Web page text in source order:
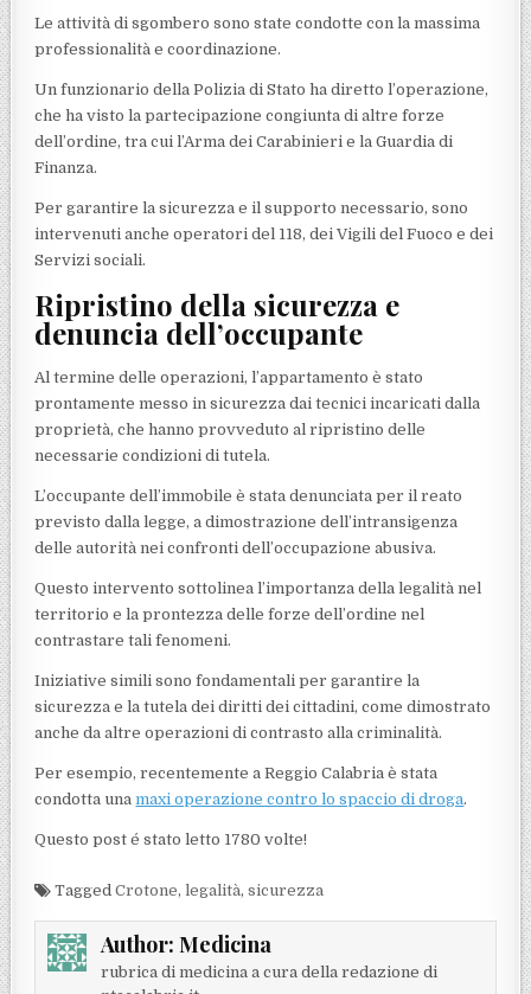
Le attività di sgombero sono state condotte con la massima
professionalità e coordinazione.
Un funzionario della Polizia di Stato ha diretto l’operazione,
che ha visto la partecipazione congiunta di altre forze
dell’ordine, tra cui l’Arma dei Carabinieri e la Guardia di
Finanza.
Per garantire la sicurezza e il supporto necessario, sono
intervenuti anche operatori del 118, dei Vigili del Fuoco e dei
Servizi sociali.
Ripristino della sicurezza e
denuncia dell’occupante
Al termine delle operazioni, l’appartamento è stato
prontamente messo in sicurezza dai tecnici incaricati dalla
proprietà, che hanno provveduto al ripristino delle
necessarie condizioni di tutela.
L’occupante dell’immobile è stata denunciata per il reato
previsto dalla legge, a dimostrazione dell’intransigenza
delle autorità nei confronti dell’occupazione abusiva.
Questo intervento sottolinea l’importanza della legalità nel
territorio e la prontezza delle forze dell’ordine nel
contrastare tali fenomeni.
Iniziative simili sono fondamentali per garantire la
sicurezza e la tutela dei diritti dei cittadini, come dimostrato
anche da altre operazioni di contrasto alla criminalità.
Per esempio, recentemente a Reggio Calabria è stata
condotta unamaxi operazione contro lo spaccio di droga.
Questo post é stato letto 1780 volte!
TaggedCrotone,legalità,sicurezza
Author: Medicina
rubrica di medicina a cura della redazione di